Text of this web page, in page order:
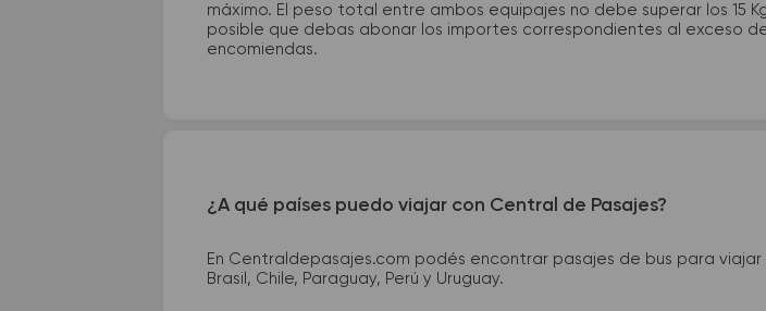
máximo. El peso total entre ambos equipajes no debe superar los 15
posible que debas abonar los importes correspondientes al exceso
encomiendas.
¿A qué países puedo viajar con Central de Pasajes?
En Centraldepasajes.com podés encontrar pasajes de bus para
Brasil, Chile, Paraguay, Perú y Uruguay.